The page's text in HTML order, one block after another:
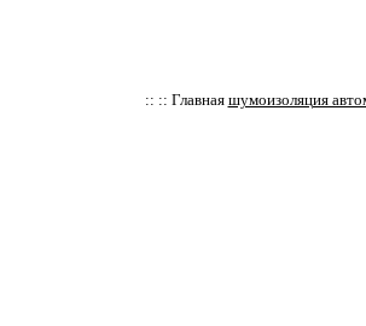
:: :: Главная шумоизоляция